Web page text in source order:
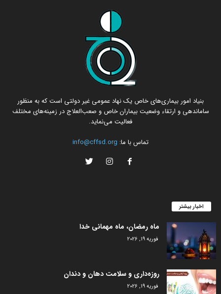
بنیاد امور بیماری‌های خاص یک نهاد عمومی غیر دولتی است که به منظور
ساماندهی و ارتقاء وضعیت بیماران خاص و صعب‌العلاج در زمینه‌های مختلف
فعالیت می‌نماید.
تماس با ما: info@cffsd.org
اخبار بیشتر
ماه رمضان، ماه مهمانی خدا
فوریه 19, 2026
روزه‌داری و سلامت دهان و دندان
فوریه 19, 2026